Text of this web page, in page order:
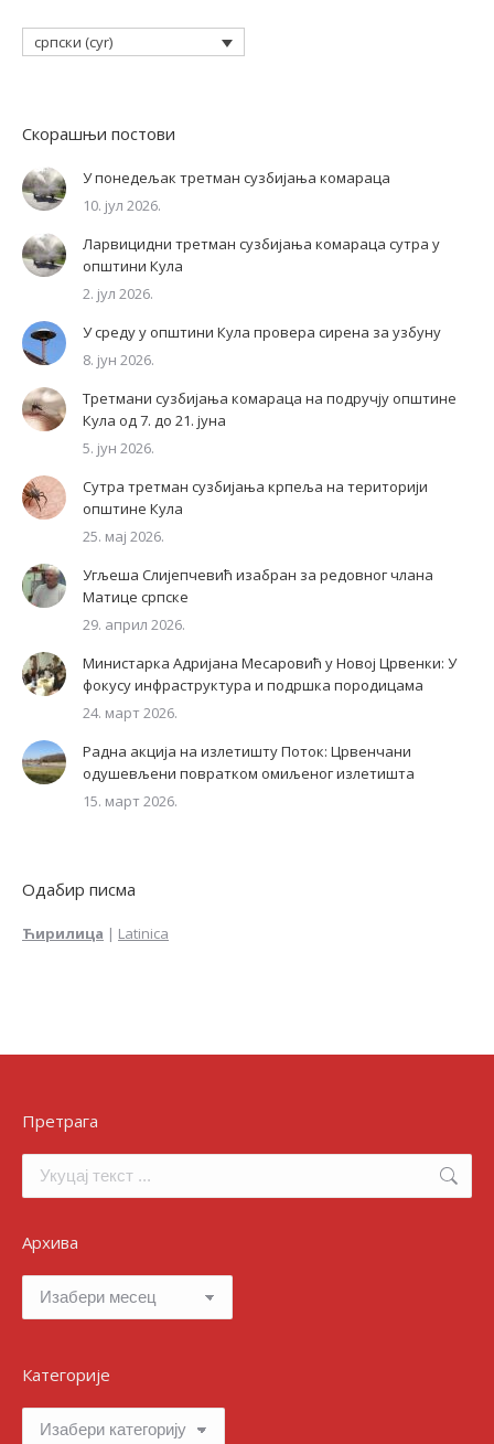
српски (cyr)
Скорашњи постови
У понедељак третман сузбијања комараца
10. јул 2026.
Ларвицидни третман сузбијања комараца сутра у
општини Кула
2. јул 2026.
У среду у општини Кула провера сирена за узбуну
8. јун 2026.
Третмани сузбијања комараца на подручју општине
Кула од 7. до 21. јуна
5. јун 2026.
Сутра третман сузбијања крпеља на територији
општине Кула
25. мај 2026.
Угљеша Слијепчевић изабран за редовног члана
Матице српске
29. април 2026.
Министарка Адријана Месаровић у Новој Црвенки: У
фокусу инфраструктура и подршка породицама
24. март 2026.
Радна акција на излетишту Поток: Црвенчани
одушевљени повратком омиљеног излетишта
15. март 2026.
Одабир писма
Ћирилица | Latinica
Претрага
Архива
Категорије